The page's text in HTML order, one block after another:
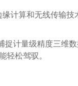
计算和无线传输
计量级精度三维
轻松驾驭。